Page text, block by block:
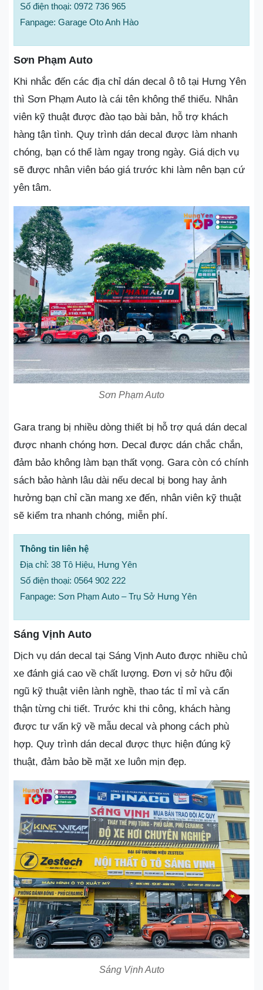
Số điện thoại: 0972 736 965
Fanpage: Garage Oto Anh Hào
Sơn Phạm Auto
Khi nhắc đến các địa chỉ dán decal ô tô tại Hưng Yên
thì Sơn Phạm Auto là cái tên không thể thiếu. Nhân
viên kỹ thuật được đào tạo bài bản, hỗ trợ khách
hàng tận tình. Quy trình dán decal được làm nhanh
chóng, bạn có thể làm ngay trong ngày. Giá dịch vụ
sẽ được nhân viên báo giá trước khi làm nên bạn cứ
yên tâm.
Sơn Phạm Auto
Gara trang bị nhiều dòng thiết bị hỗ trợ quá dán decal
được nhanh chóng hơn. Decal được dán chắc chắn,
đảm bảo không làm bạn thất vọng. Gara còn có chính
sách bảo hành lâu dài nếu decal bị bong hay ảnh
hưởng bạn chỉ cần mang xe đến, nhân viên kỹ thuật
sẽ kiểm tra nhanh chóng, miễn phí.
Thông tin liên hệ
Địa chỉ: 38 Tô Hiệu, Hưng Yên
Số điện thoại: 0564 902 222
Fanpage: Sơn Phạm Auto – Trụ Sở Hưng Yên
Sáng Vịnh Auto
Dịch vụ dán decal tại Sáng Vịnh Auto được nhiều chủ
xe đánh giá cao về chất lượng. Đơn vị sở hữu đội
ngũ kỹ thuật viên lành nghề, thao tác tỉ mỉ và cẩn
thận từng chi tiết. Trước khi thi công, khách hàng
được tư vấn kỹ về mẫu decal và phong cách phù
hợp. Quy trình dán decal được thực hiện đúng kỹ
thuật, đảm bảo bề mặt xe luôn mịn đẹp.
Sáng Vịnh Auto